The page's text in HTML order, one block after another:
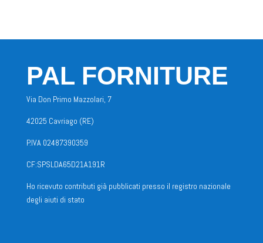
PAL FORNITURE
Via Don Primo Mazzolari, 7
42025 Cavriago (RE)
P.IVA 02487390359
CF:SPSLDA65D21A191R
Ho ricevuto contributi già pubblicati presso il registro nazionale
degli aiuti di stato